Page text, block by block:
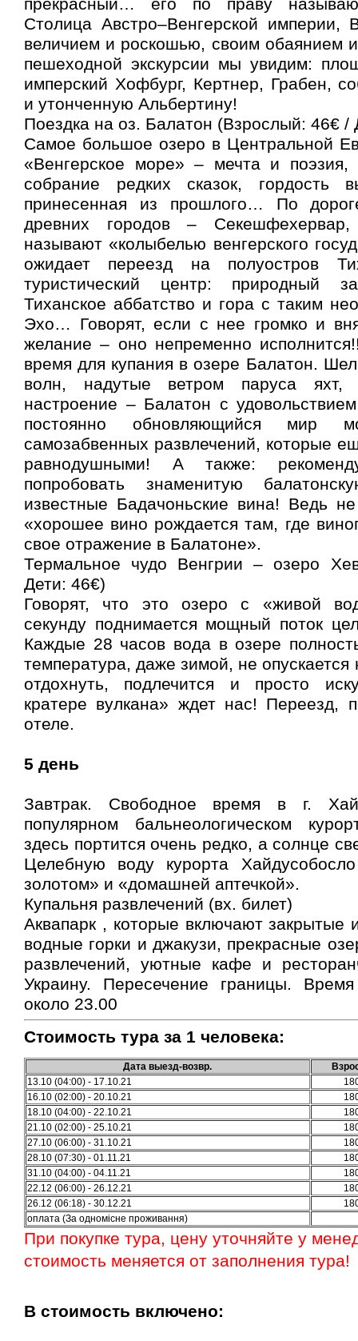
прекрасный… его по праву
Столица Австро–Венгерской империи,
величием и роскошью, своим обаянием
пешеходной экскурсии мы увидим:
имперский Хофбург, Кертнер, Грабен,
и утонченную Альбертину!
Поездка на оз. Балатон (Взрослый: 46€ /
Самое большое озеро в Центральной
«Венгерское море» – мечта и поэзия,
собрание редких сказок, гордость
принесенная из прошлого… По
древних городов –
называют «колыбелью венгерского
ожидает переезд на полуостров
туристический центр: природный
Тиханское аббатство и гора с таким
Эхо… Говорят, если с нее громко и
желание – оно непременно
время для купания в озере Балатон.
волн, надутые ветром паруса
настроение – Балатон с
постоянно обновляющийся мир
самозабвенных развлечений, которые
равнодушными! А также:
попробовать знаменитую
известные Бадачоньские вина! Ведь
«хорошее вино рождается там, где
свое отражение в Балатоне».
Термальное чудо Венгрии – озеро
Дети: 46€)
Говорят, что это озеро с «живой
секунду поднимается мощный поток
Каждые 28 часов вода в озере
температура, даже зимой, не
отдохнуть, подлечится и просто
кратере вулкана» ждет нас! Переезд,
отеле.
5 день
Завтрак. Свободное время в г.
популярном бальнеологическом
здесь портится очень редко, а солнце
Целебную воду курорта
золотом» и «домашней аптечкой».
Купальня развлечений (вх. билет)
Аквапарк , которые включают закрытые
водные горки и джакузи, прекрасные
развлечений, уютные кафе и
Украину. Пересечение границы.
около 23.00
Стоимость тура за 1 человека:
Дата выезд-возвр.
13.10 (04:00) - 17.10.21
16.10 (02:00) - 20.10.21
18.10 (04:00) - 22.10.21
21.10 (02:00) - 25.10.21
27.10 (06:00) - 31.10.21
28.10 (07:30) - 01.11.21
31.10 (04:00) - 04.11.21
22.12 (06:00) - 26.12.21
26.12 (06:18) - 30.12.21
оплата (За одномісне проживання)
При покупке тура, цену уточняйте у
стоимость меняется от заполнения тура!
В стоимость включено: